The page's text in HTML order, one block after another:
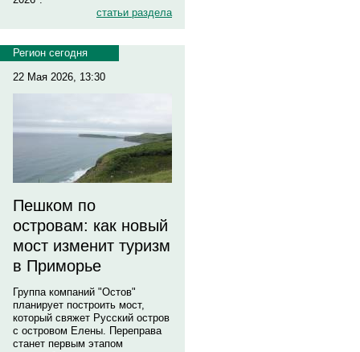
статьи раздела
Регион сегодня
22 Мая 2026, 13:30
Пешком по
островам: как новый
мост изменит туризм
в Приморье
Группа компаний "Остов"
планирует построить мост,
который свяжет Русский остров
с островом Елены. Переправа
станет первым этапом